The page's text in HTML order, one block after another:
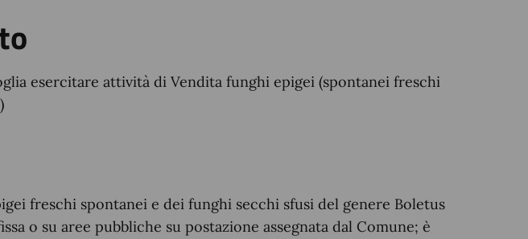
esercitare attività di Vendita funghi epigei (spontanei freschi
freschi spontanei e dei funghi secchi sfusi del genere Boletus
o su aree pubbliche su postazione assegnata dal Comune; è